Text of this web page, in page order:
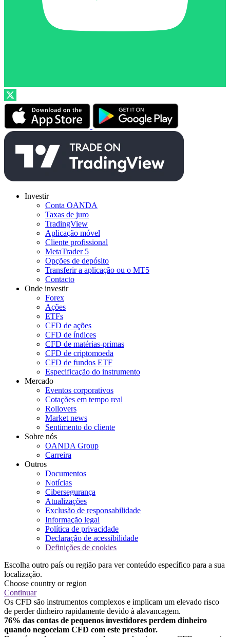
Investir
Conta OANDA
Taxas de juro
TradingView
Aplicação móvel
Cliente profissional
MetaTrader 5
Opções de depósito
Transferir a aplicação ou o MT5
Contacto
Onde investir
Forex
Ações
ETFs
CFD de ações
CFD de índices
CFD de matérias-primas
CFD de criptomoeda
CFD de fundos ETF
Especificação do instrumento
Mercado
Eventos corporativos
Cotações em tempo real
Rollovers
Market news
Sentimento do cliente
Sobre nós
OANDA Group
Carreira
Outros
Documentos
Notícias
Cibersegurança
Atualizações
Exclusão de responsabilidade
Informação legal
Política de privacidade
Declaração de acessibilidade
Definições de cookies
Escolha outro país ou região para ver conteúdo específico para a sua
localização.
Choose country or region
Continuar
Os CFD são instrumentos complexos e implicam um elevado risco
de perder dinheiro rapidamente devido à alavancagem.
76% das contas de pequenos investidores perdem dinheiro
quando negoceiam CFD com este prestador.